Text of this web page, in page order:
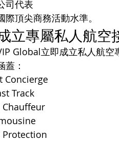
司代表
頂尖商務活動水準。
成立專屬私人航
Global立即成立私人航空
蓋：
Concierge
Track
Chauffeur
Protection